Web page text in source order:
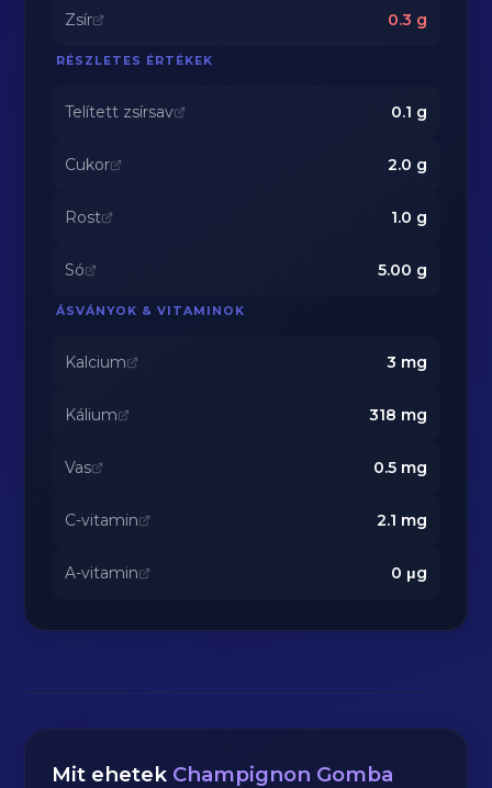
Zsír 0.3 g
RÉSZLETES ÉRTÉKEK
Telített zsírsav 0.1 g
Cukor 2.0 g
Rost 1.0 g
Só 5.00 g
ÁSVÁNYOK & VITAMINOK
Kalcium 3 mg
Kálium 318 mg
Vas 0.5mg
C-vitamin 2.1 mg
A-vitamin 0 μg
Mit ehetek Champignon Gomba